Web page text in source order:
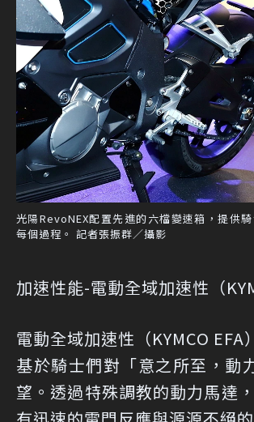
光陽RevoNEX配置先進的六檔變速箱，提供
每個過程。 記者張振群／攝影
加速性能-電動全域加速性（
電動全域加速性（KYMCO EFA
基於騎士們對「意之所至，動
望。透過特殊調教的動力馬達